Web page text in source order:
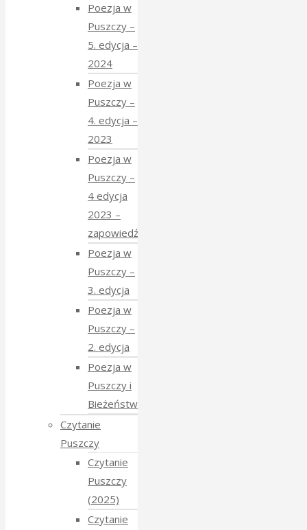
Poezja w
Puszczy –
5. edycja –
2024
Poezja w
Puszczy –
4. edycja –
2023
Poezja w
Puszczy –
4 edycja
2023 –
zapowiedź
Poezja w
Puszczy –
3. edycja
Poezja w
Puszczy –
2. edycja
Poezja w
Puszczy i
Bieżeństwo
Czytanie
Puszczy
Czytanie
Puszczy
(2025)
Czytanie